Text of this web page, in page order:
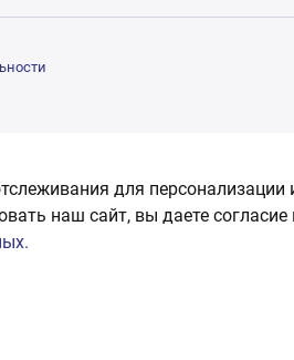
для
наш сайт, вы даете